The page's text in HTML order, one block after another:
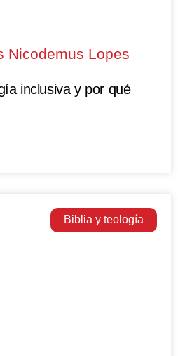
Nicodemus Lopes
inclusiva y por qué
Biblia y teología